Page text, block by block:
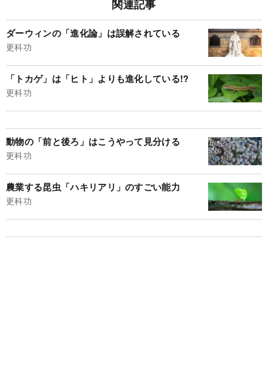
関連記事
ダーウィンの「進化論」は誤解されている
更科功
「トカゲ」は「ヒト」よりも進化している!?
更科功
動物の「前と後ろ」はこうやって見分ける
更科功
農業する昆虫「ハキリアリ」のすごい能力
更科功